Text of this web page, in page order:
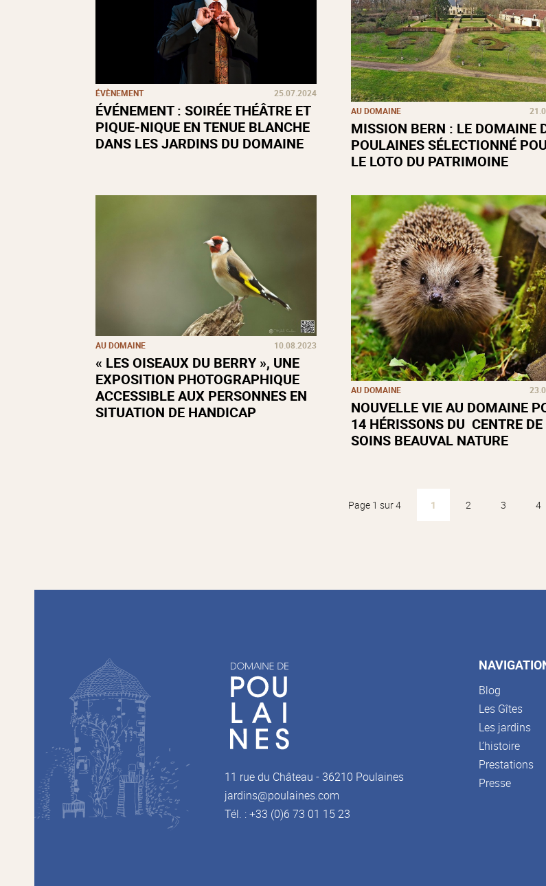
ÉVÈNEMENT 25.07.2024
ÉVÉNEMENT : SOIRÉE THÉÂTRE ET
PIQUE-NIQUE EN TENUE BLANCHE
DANS LES JARDINS DU DOMAINE
AU DOMAINE
MISSION BERN : LE DOMAINE
POULAINES SÉLECTIONNÉ
LE LOTO DU PATRIMOINE
AU DOMAINE 10.08.2023
« LES OISEAUX DU BERRY », UNE
EXPOSITION PHOTOGRAPHIQUE
ACCESSIBLE AUX PERSONNES EN
SITUATION DE HANDICAP
AU DOMAINE
NOUVELLE VIE AU DOMAINE
14 HÉRISSONS DU CENTRE DE
SOINS BEAUVAL NATURE
Page 1 sur 4 1 2 3 4
11 rue du Château - 36210 Poulaines
jardins@poulaines.com
Tél. : +33 (0)6 73 01 15 23
Blog
Les Gîtes
Les jardins
L’histoire
Prestations
Presse